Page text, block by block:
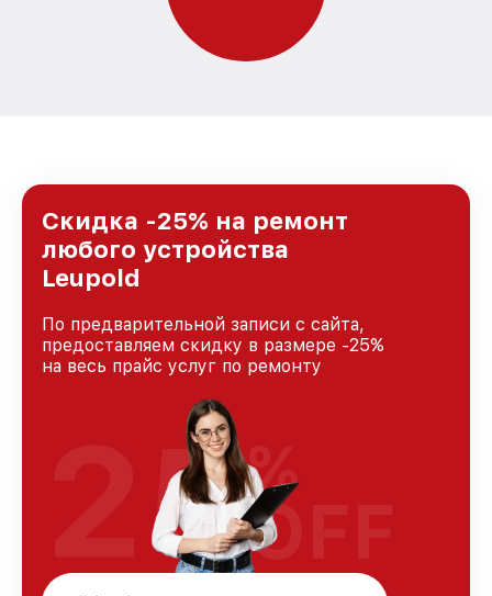
Скидка -25% на ремонт
любого устройства
Leupold
По предварительной записи с сайта,
предоставляем скидку в размере -25%
на весь прайс услуг по ремонту
25%
OFF